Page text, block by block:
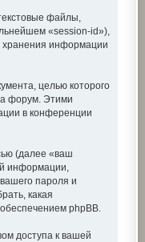
файлы,
«session-id»),
хранения информации
целью которого
форум. Этими
в конференции
(далее «ваш
информации,
пароля и
какая
phpBB.
доступа к вашей